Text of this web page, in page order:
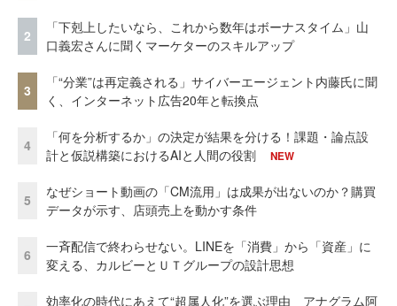
2
「下剋上したいなら、これから数年はボーナスタイム」山
口義宏さんに聞くマーケターのスキルアップ
3
「“分業”は再定義される」サイバーエージェント内藤氏に聞
く、インターネット広告20年と転換点
4
「何を分析するか」の決定が結果を分ける！課題・論点設
計と仮説構築におけるAIと人間の役割
NEW
5
なぜショート動画の「CM流用」は成果が出ないのか？購買
データが示す、店頭売上を動かす条件
6
一斉配信で終わらせない。LINEを「消費」から「資産」に
変える、カルビーとＵＴグループの設計思想
効率化の時代にあえて“超属人化”を選ぶ理由 アナグラム阿